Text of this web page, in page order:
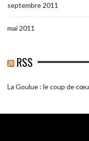
septembre 2011
mai 2011
RSS
La Goulue : le coup de